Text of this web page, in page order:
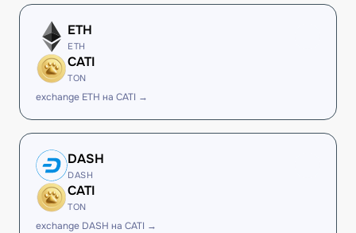
ETH
ETH
CATI
TON
exchange ETH на CATI →
DASH
DASH
CATI
TON
exchange DASH на CATI →